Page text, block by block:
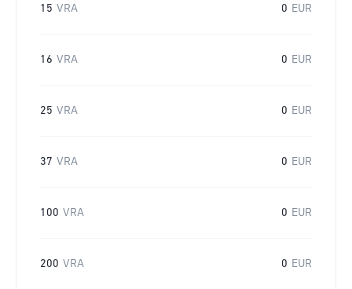
15 VRA 0 EUR
16 VRA 0 EUR
25 VRA 0 EUR
37 VRA 0 EUR
100 VRA 0 EUR
200 VRA 0 EUR